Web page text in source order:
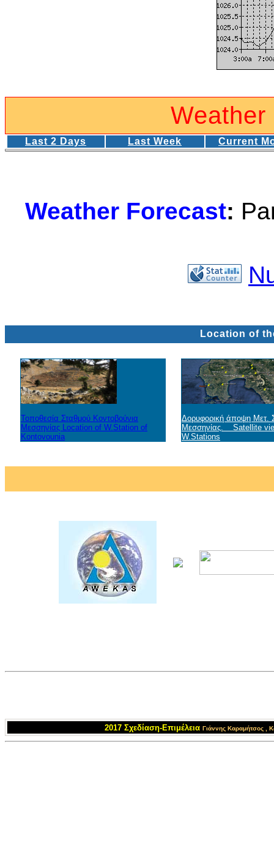
Last 2 Days Last Week Current
Weather Forecast:
Location of
Τοποθεσία Σταθμού Κοντοβούνια
Μεσσηνίας Location of W.Station of
Kontovounia
Δορυφορική άποψη Μετ.
Μεσσηνίας. Satellite
W.Stations
2017 Σχεδίαση-Επιμέλεια Γιάννης Καραμήτσος,